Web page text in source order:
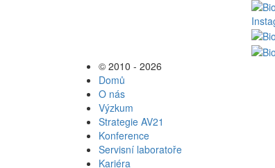
© 2010 - 2026
Domů
O nás
Výzkum
Strategie AV21
Konference
Servisní laboratoře
Kariéra